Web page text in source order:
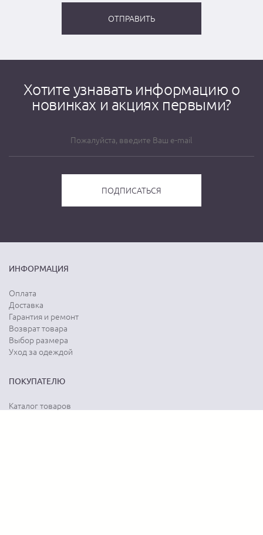
Хотите узнавать информацию о
новинках и акциях первыми?
ИНФОРМАЦИЯ
Оплата
Доставка
Гарантия и ремонт
Возврат товара
Выбор размера
Уход за одеждой
ПОКУПАТЕЛЮ
Каталог товаров